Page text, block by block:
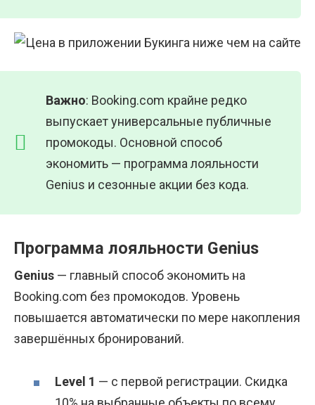
Важно: Booking.com крайне редко
выпускает универсальные публичные
промокоды. Основной способ
экономить — программа лояльности
Genius и сезонные акции без кода.
Программа лояльности Genius
Genius — главный способ экономить на
Booking.com без промокодов. Уровень
повышается автоматически по мере накопления
завершённых бронирований.
Level 1 — с первой регистрации. Скидка